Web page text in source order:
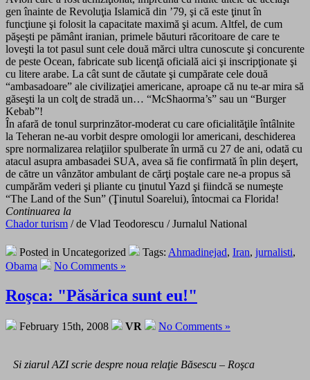
gen înainte de Revoluţia Islamică din ’79, şi că este ţinut în
funcţiune şi folosit la capacitate maximă şi acum. Altfel, de cum
păşeşti pe pământ iranian, primele băuturi răcoritoare de care te
loveşti la tot pasul sunt cele două mărci ultra cunoscute şi concurente
de peste Ocean, fabricate sub licenţă oficială aici şi inscripţionate şi
cu litere arabe. La cât sunt de căutate şi cumpărate cele două
“ambasadoare” ale civilizaţiei americane, aproape că nu te-ar mira să
găseşti la un colţ de stradă un… “McShaorma’s” sau un “Burger
Kebab”!
În afară de tonul surprinzător-moderat cu care oficialităţile întâlnite
la Teheran ne-au vorbit despre omologii lor americani, deschiderea
spre normalizarea relaţiilor spulberate în urmă cu 27 de ani, odată cu
atacul asupra ambasadei SUA, avea să fie confirmată în plin deşert,
de către un vânzător ambulant de cărţi poştale care ne-a propus să
cumpărăm vederi şi pliante cu ţinutul Yazd şi fiindcă se numeşte
“The Land of the Sun” (Ţinutul Soarelui), întocmai ca Florida!
Continuarea la
Chador turism / de Vlad Teodorescu / Jurnalul National
Posted in Uncategorized Tags: Ahmadinejad, Iran, jurnalisti,
Obama
No Comments »
Roşca: "Păsărica sunt eu!"
February 15th, 2008 VR No Comments »
Si ziarul AZI scrie despre noua relaţie Băsescu – Roşca